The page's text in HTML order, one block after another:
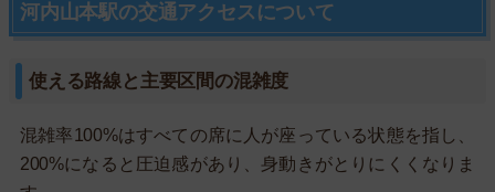
河内山本駅の交通アクセスについて
使える路線と主要区間の混雑度
混雑率100%はすべての席に人が座っている状態を指し、
200%になると圧迫感があり、身動きがとりにくくなりま